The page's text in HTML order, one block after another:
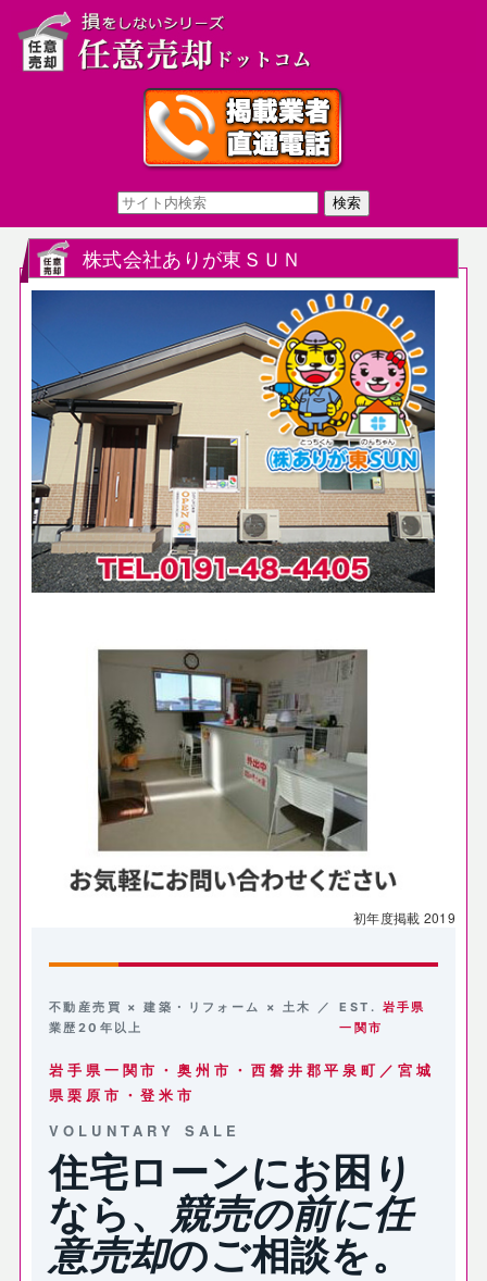
株式会社ありが東ＳＵＮ
初年度掲載 2019
不動産売買 × 建築・リフォーム × 土木 ／
業歴20年以上
EST. 岩手県
一関市
岩手県一関市・奥州市・西磐井郡平泉町／宮城
県栗原市・登米市
VOLUNTARY SALE
住宅ローンにお困り
なら、 競売の前に任
意売却のご相談を。